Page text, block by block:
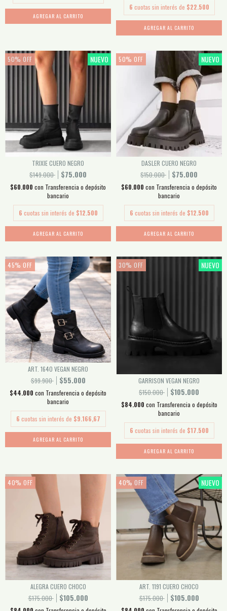
AGREGAR AL CARRITO
6 cuotas sin interés de $22.500
AGREGAR AL CARRITO
50% OFF NUEVO
TRIXIE CUERO NEGRO
$149.000
$75.000
$60.000 con Transferencia o depósito
bancario
6 cuotas sin interés de $12.500
AGREGAR AL CARRITO
50% OFF NUEVO
DASLER CUERO NEGRO
$150.000
$75.000
$60.000 con Transferencia o depósito
bancario
6 cuotas sin interés de $12.500
AGREGAR AL CARRITO
45% OFF
ART. 1640 VEGAN NEGRO
$99.900
$55.000
$44.000 con Transferencia o depósito
bancario
6 cuotas sin interés de $9.166,67
AGREGAR AL CARRITO
30% OFF NUEVO
GARRISON VEGAN NEGRO
$150.000
$105.000
$84.000 con Transferencia o depósito
bancario
6 cuotas sin interés de $17.500
AGREGAR AL CARRITO
40% OFF
ALEGRA CUERO CHOCO
$175.000
$105.000
40% OFF NUEVO
ART. 1191 CUERO CHOCO
$175.000
$105.000